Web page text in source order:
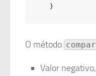
}
O método
Valor